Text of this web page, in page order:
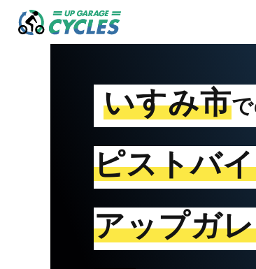
いすみ市
ピストバ
アップガ